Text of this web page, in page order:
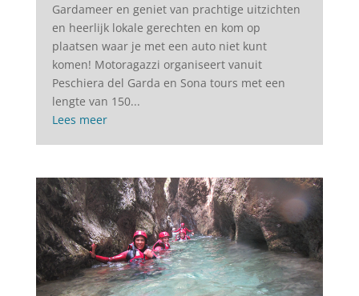
Gardameer en geniet van prachtige uitzichten
en heerlijk lokale gerechten en kom op
plaatsen waar je met een auto niet kunt
komen! Motoragazzi organiseert vanuit
Peschiera del Garda en Sona tours met een
lengte van 150...
Lees meer